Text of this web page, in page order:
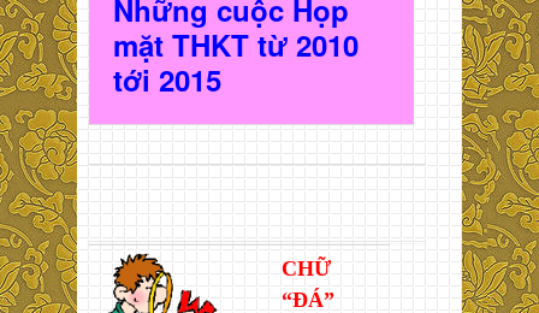
Những cuộc Họp
mặt THKT từ 2010
tới 2015
CHỮ
“ĐÁ”